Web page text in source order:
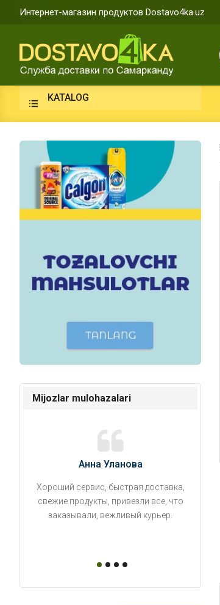
Интернет-магазин продуктов Dostavo4ka.uz
KATALOG
Mijozlar mulohazalari
Анна Уланова
Хороший сервис, быстрая доставка,
свежие продукты, привезли все, что
заказывали, вежливый курьер.